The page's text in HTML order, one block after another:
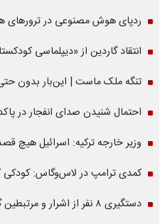
ردپای هوش مصنوعی در ترورهای
انتقاد گاردین از «دیپلماسی
تنگه ملک ماست | این‌بار بدون حتی
احتمال شنیدن صدای انفجار در
وزیر خارجه ترکیه: اسرائیل هیچ
کمدی ترامپ در لاس‌وگاس:
دستگیری ۸ نفر از اشرار و مرتبطین گروهک های تروریستی